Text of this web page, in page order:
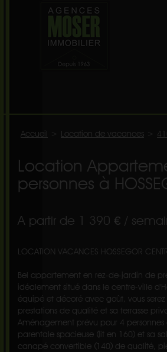
Accueil Location de vacances
Location
personnes à
A partir de 1 390 € /
LOCATION VACANCES HOSSEGOR
Bel appartement en rez-de-jardin de
idéalement situé dans le centre-ville
équipé et décoré avec goût, vous serez
prestations de qualité et sa terrasse
Aménagement prévu pour 4
parentale spacieuse (lit en 160) et sa
canapé convertible (140) de qualité,